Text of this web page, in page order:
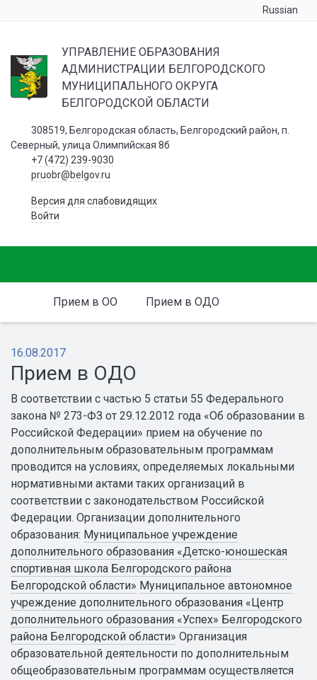
Russian
УПРАВЛЕНИЕ ОБРАЗОВАНИЯ
АДМИНИСТРАЦИИ БЕЛГОРОДСКОГО
МУНИЦИПАЛЬНОГО ОКРУГА
БЕЛГОРОДСКОЙ ОБЛАСТИ
308519, Белгородская область, Белгородский район, п.
Северный, улица Олимпийская 8б
+7 (472) 239-9030
pruobr@belgov.ru
Версия для слабовидящих
Войти
Прием в ОО Прием в ОДО
16.08.2017
Прием в ОДО
В соответствии с частью 5 статьи 55 Федерального
закона № 273-ФЗ от 29.12.2012 года «Об образовании в
Российской Федерации» прием на обучение по
дополнительным образовательным программам
проводится на условиях, определяемых локальными
нормативными актами таких организаций в
соответствии с законодательством Российской
Федерации. Организации дополнительного
образования: Муниципальное учреждение
дополнительного образования «Детско-юношеская
спортивная школа Белгородского района
Белгородской области» Муниципальное автономное
учреждение дополнительного образования «Центр
дополнительного образования «Успех» Белгородского
района Белгородской области» Организация
образовательной деятельности по дополнительным
общеобразовательным программам осуществляется